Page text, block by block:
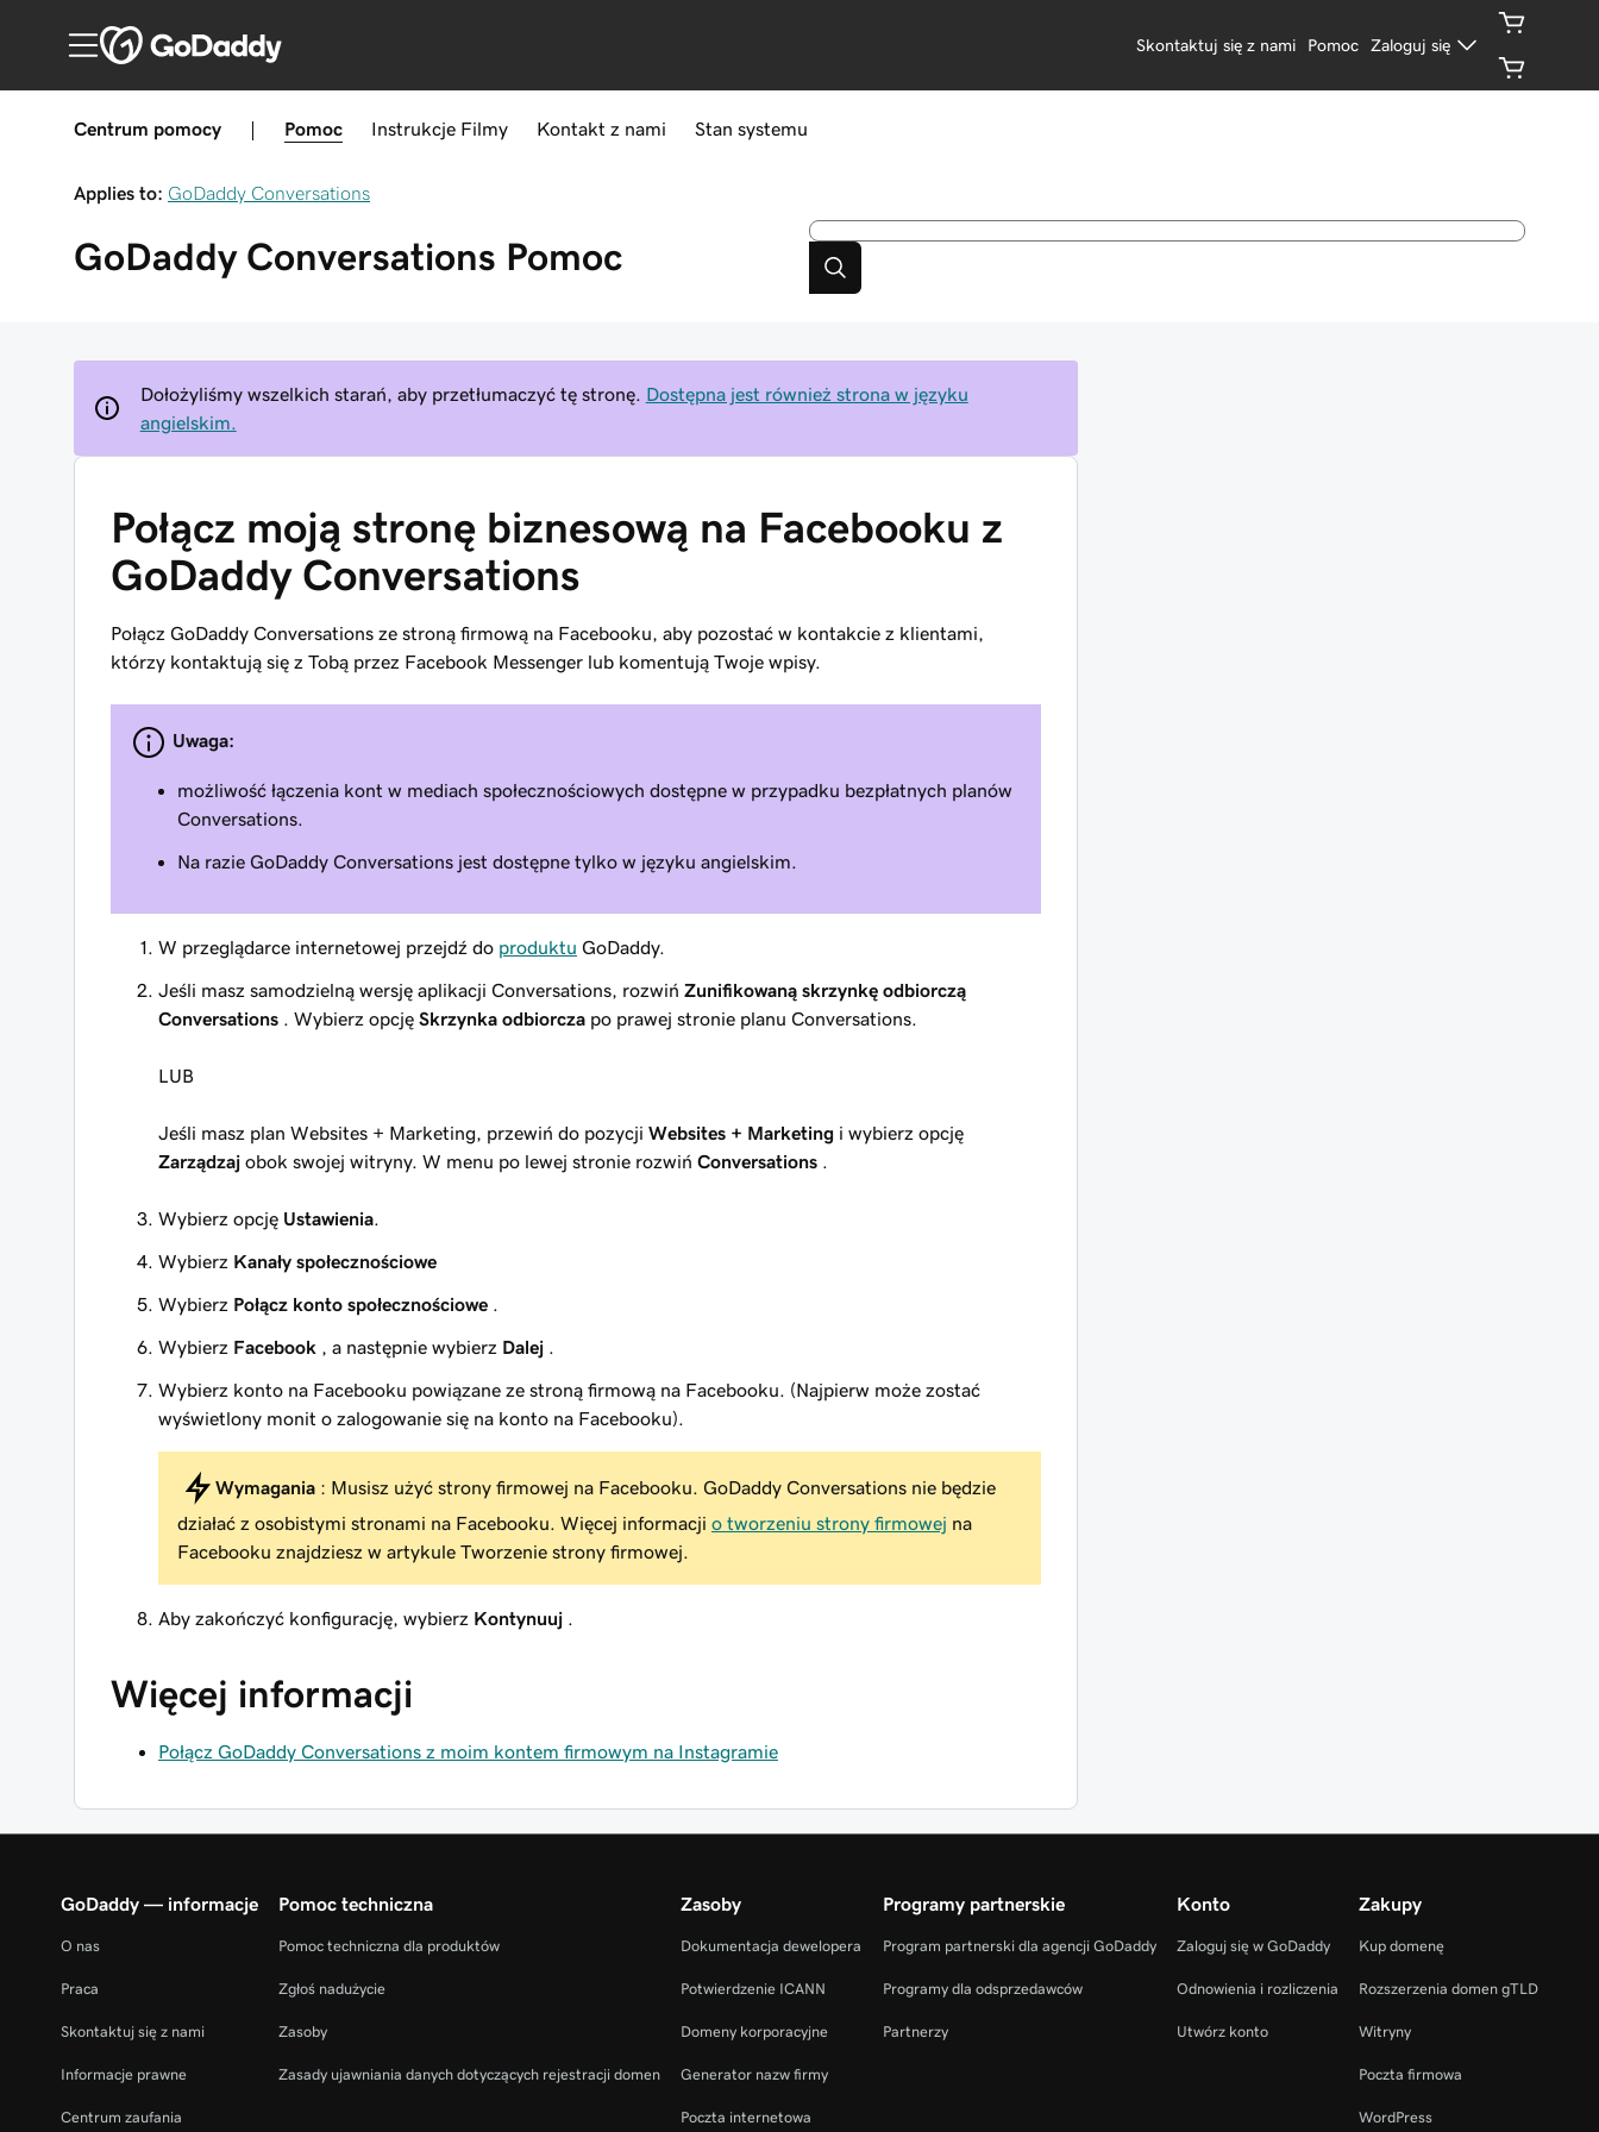
Skontaktuj się z nami Pomoc Zaloguj się
Centrum pomocy Pomoc Instrukcje Filmy Kontakt z nami Stan systemu
Applies to: GoDaddy Conversations
GoDaddy Conversations Pomoc
Dołożyliśmy wszelkich starań, aby przetłumaczyć tę stronę.
Dostępna jest również strona w języku
angielskim.
Połącz moją stronę biznesową na Facebooku z
GoDaddy Conversations
Połącz GoDaddy Conversations ze stroną firmową na Facebooku, aby pozostać w kontakcie z klientami,
którzy kontaktują się z Tobą przez Facebook Messenger lub komentują Twoje wpisy.
Uwaga:
możliwość łączenia kont w mediach społecznościowych dostępne w przypadku bezpłatnych planów
Conversations.
Na razie GoDaddy Conversations jest dostępne tylko w języku angielskim.
W przeglądarce internetowej przejdź do produktu GoDaddy.
Jeśli masz samodzielną wersję aplikacji Conversations, rozwiń Zunifikowaną skrzynkę odbiorczą
Conversations . Wybierz opcję Skrzynka odbiorcza po prawej stronie planu Conversations.
LUB
Jeśli masz plan Websites + Marketing, przewiń do pozycji Websites + Marketing i wybierz opcję
Zarządzaj obok swojej witryny. W menu po lewej stronie rozwiń Conversations
Wybierz opcję Ustawienia
Wybierz Kanały społecznościowe
Wybierz Połącz konto społecznościowe
Wybierz Facebook , a następnie wybierz Dalej
Wybierz konto na Facebooku powiązane ze stroną firmową na Facebooku. (Najpierw może zostać
wyświetlony monit o zalogowanie się na konto na Facebooku).
Wymagania : Musisz użyć strony firmowej na Facebooku. GoDaddy Conversations nie będzie
działać z osobistymi stronami na Facebooku. Więcej informacji o tworzeniu strony firmowej na
Facebooku znajdziesz w artykule Tworzenie strony firmowej.
Aby zakończyć konfigurację, wybierz Kontynuuj
Więcej informacji
Połącz GoDaddy Conversations z moim kontem firmowym na Instagramie
GoDaddy — informacje
O nas
Praca
Skontaktuj się z nami
Informacje prawne
Centrum zaufania
Pomoc techniczna
Pomoc techniczna dla produktów
Zgłoś nadużycie
Zasoby
Zasady ujawniania danych dotyczących rejestracji domen
Zasoby
Dokumentacja dewelopera
Potwierdzenie ICANN
Domeny korporacyjne
Generator nazw firmy
Poczta internetowa
Programy partnerskie
Program partnerski dla agencji GoDaddy
Programy dla odsprzedawców
Partnerzy
Konto
Zaloguj się w GoDaddy
Odnowienia i rozliczenia
Utwórz konto
Zakupy
Kup domenę
Rozszerzenia domen gTLD
Witryny
Poczta firmowa
WordPress